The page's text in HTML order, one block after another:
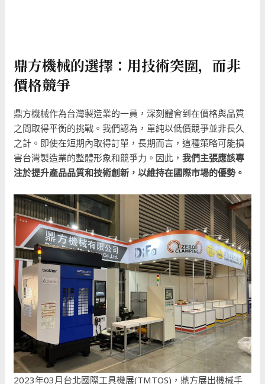
鼎方機械的選擇：用技術突圍，而非
價格競爭
鼎方機械作為台灣製造業的一員，深刻體會到在價格與品質
之間取得平衡的挑戰。我們認為，單純以低價競爭並非長久
之計。即使在短期內取得訂單，長期而言，這種策略可能損
害台灣製造業的整體形象和競爭力。因此，我們主張應該專
注於提升產品品質和技術創新，以維持在國際市場的優勢。
2023年03月台北國際工具機展(TMTOS)，鼎方展出機械手